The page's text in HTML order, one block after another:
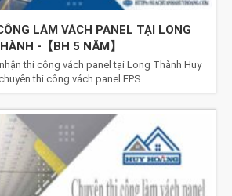
LÀM VÁCH PANEL TẠI LONG
-【BH 5 NĂM】
thi công vách panel tại Long Thành Huy
thi công vách panel EPS...